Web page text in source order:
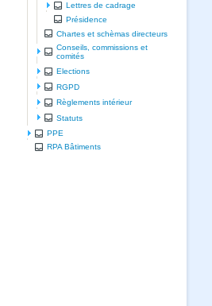
Lettres de cadrage
Présidence
Chartes et schèmas directeurs
Conseils, commissions et
comités
Elections
RGPD
Règlements intérieur
Statuts
PPE
RPA Bâtiments